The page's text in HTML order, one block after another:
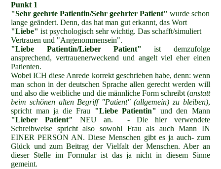
Punkt 1
"Sehr geehrte Patientin/Sehr geehrter Patient" wurde schon
lange geändert. Denn,das hat man gut erkannt, das Wort
"Liebe" ist psychologisch sehr wichtig. Das schafft/simuliert
Vertrauen und "Angenommensein".
"Liebe Patientin/Lieber Patient"ist demzufolge
ansprechend, vertrauenerweckend und angelt viel eher einen
Patienten.
Wobei ICH diese Anrede korrekt geschrieben habe, denn: wenn
man schon in der deutschen Sprache allen gerecht werden will
und also die weibliche und die männliche Form schreibt (anstatt
beim schönen alten Begriff "Patient" (allgemein) zu bleiben),
spricht man ja die Frau "Liebe Patientin" und den Mann
"Lieber Patient" NEU an. - Die hier verwendete
Schreibweise spricht also sowohl Frau als auch Mann IN
EINER PERSON AN. Diese Menschen gibt es ja auch- zum
Glück und zum Beitrag der Vielfalt der Menschen. Aber an
dieser Stelle im Formular ist das ja nicht in diesem Sinne
gemeint.